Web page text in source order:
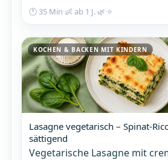
🕐 35 Min·👶 ab 1 J.·🌿·⭐
KOCHEN & BACKEN MIT KINDERN
Lasagne vegetarisch – Spinat-
sättigend
Vegetarische Lasagne mit